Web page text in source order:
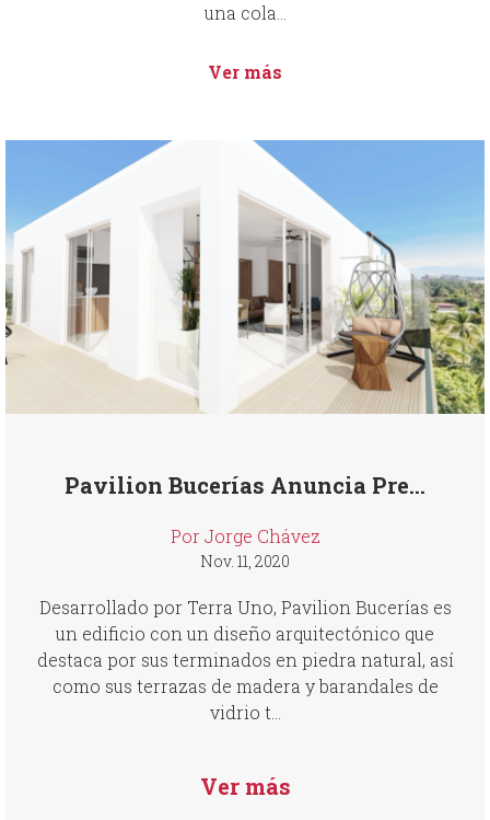
una cola...
Ver más
Pavilion Bucerías Anuncia Pre...
Por Jorge Chávez
Nov. 11, 2020
Desarrollado por Terra Uno, Pavilion Bucerías es
un edificio con un diseño arquitectónico que
destaca por sus terminados en piedra natural, así
como sus terrazas de madera y barandales de
vidrio t...
Ver más